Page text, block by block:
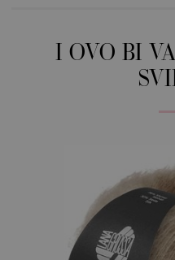
I OVO BI